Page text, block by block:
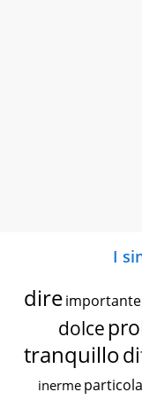
I
dire importante
dolce
tranquillo
inerme